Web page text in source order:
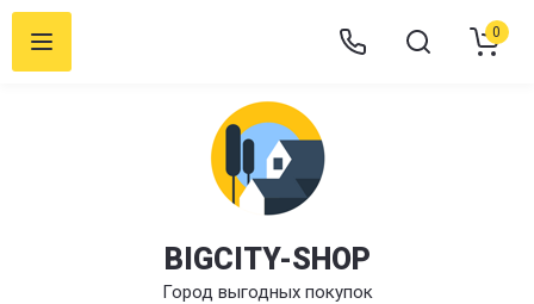
BIGCITY-SHOP
Город выгодных покупок
0